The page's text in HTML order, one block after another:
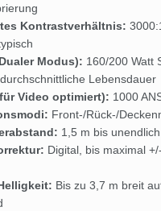
Kontrastverhältnis:
Modus): 160/200 Watt
Lebensdauer
Video optimiert): 1000
Front-/Rück-/
1,5 m bis unendlich
Digital, bis maximal
Bis zu 3,7 m breit